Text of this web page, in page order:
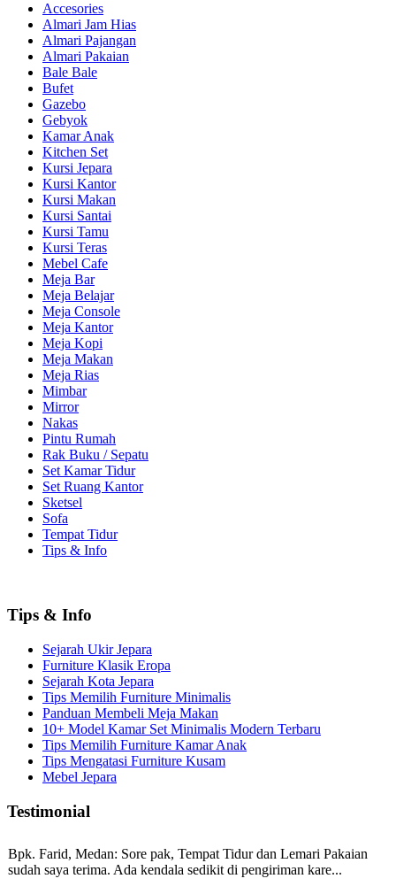
Accesories
Almari Jam Hias
Almari Pajangan
Almari Pakaian
Bale Bale
Bufet
Gazebo
Gebyok
Kamar Anak
Kitchen Set
Kursi Jepara
Kursi Kantor
Kursi Makan
Kursi Santai
Kursi Tamu
Kursi Teras
Mebel Cafe
Meja Bar
Meja Belajar
Meja Console
Meja Kantor
Meja Kopi
Meja Makan
Meja Rias
Mimbar
Mirror
Nakas
Pintu Rumah
Rak Buku / Sepatu
Set Kamar Tidur
Set Ruang Kantor
Sketsel
Sofa
Tempat Tidur
Tips & Info
Tips & Info
Sejarah Ukir Jepara
Furniture Klasik Eropa
Sejarah Kota Jepara
Tips Memilih Furniture Minimalis
Panduan Membeli Meja Makan
10+ Model Kamar Set Minimalis Modern Terbaru
Tips Memilih Furniture Kamar Anak
Tips Mengatasi Furniture Kusam
Mebel Jepara
Testimonial
Bpk. Farid, Medan: Sore pak, Tempat Tidur dan Lemari Pakaian
sudah saya terima. Ada kendala sedikit di pengiriman kare...